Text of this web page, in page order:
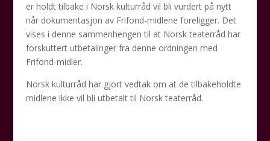
er holdt tilbake i Norsk kulturråd vil bli vurdert på nytt
når dokumentasjon av Frifond-midlene foreligger. Det
vises i denne sammenhengen til at Norsk teaterråd har
forskuttert utbetalinger fra denne ordningen med
Frifond-midler.
Norsk kulturråd har gjort vedtak om at de tilbakeholdte
midlene ikke vil bli utbetalt til Norsk teaterråd.